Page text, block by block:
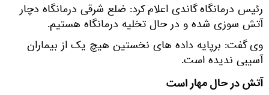
رئیس درمانگاه گاندی اعلام کرد: ضلع شرقی درمانگاه دچار
آتش سوزی شده و در حال تخلیه درمانگاه هستیم.
وی گفت: برپایه داده های نخستین هیچ یک از بیماران
آسیبی ندیده است.
آتش در حال مهار است